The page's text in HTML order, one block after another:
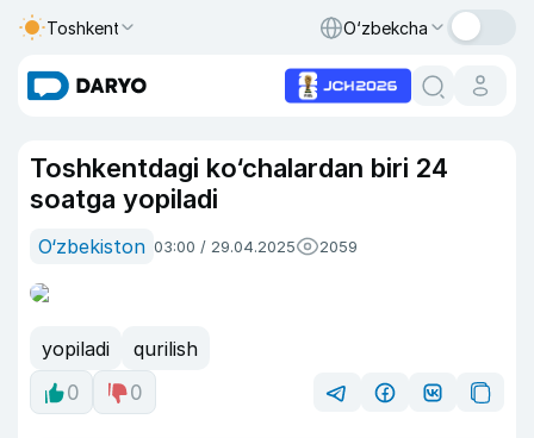
Toshkent O‘zbekcha
Toshkentdagi ko‘chalardan biri 24
soatga yopiladi
O‘zbekiston 03:00 / 29.04.2025 2059
yopiladi
qurilish
0
0